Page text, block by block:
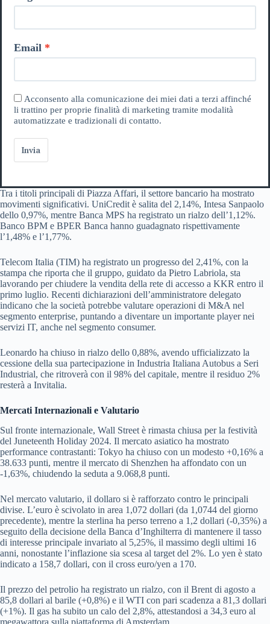
Email
Acconsento alla comunicazione dei miei dati a terzi affinché
li trattino per proprie finalità di marketing tramite modalità
automatizzate e tradizionali di contatto.
Invia
Tra i titoli principali di Piazza Affari, il settore bancario ha mostrato
movimenti significativi. UniCredit è salita del 2,14%, Intesa Sanpaolo
dello 0,97%, mentre Banca MPS ha registrato un rialzo dell’1,12%.
Banco BPM e BPER Banca hanno guadagnato rispettivamente
l’1,48% e l’1,77%.
Telecom Italia (TIM) ha registrato un progresso del 2,41%, con la
stampa che riporta che il gruppo, guidato da Pietro Labriola, sta
lavorando per chiudere la vendita della rete di accesso a KKR entro il
primo luglio. Recenti dichiarazioni dell’amministratore delegato
indicano che la società potrebbe valutare operazioni di M&A nel
segmento enterprise, puntando a diventare un importante player nei
servizi IT, anche nel segmento consumer.
Leonardo ha chiuso in rialzo dello 0,88%, avendo ufficializzato la
cessione della sua partecipazione in Industria Italiana Autobus a Seri
Industrial, che ritroverà con il 98% del capitale, mentre il residuo 2%
resterà a Invitalia.
Mercati Internazionali e Valutario
Sul fronte internazionale, Wall Street è rimasta chiusa per la festività
del Juneteenth Holiday 2024. Il mercato asiatico ha mostrato
performance contrastanti: Tokyo ha chiuso con un modesto +0,16% a
38.633 punti, mentre il mercato di Shenzhen ha affondato con un
-1,63%, chiudendo la seduta a 9.068,8 punti.
Nel mercato valutario, il dollaro si è rafforzato contro le principali
divise. L’euro è scivolato in area 1,072 dollari (da 1,0744 del giorno
precedente), mentre la sterlina ha perso terreno a 1,2 dollari (-0,35%) a
seguito della decisione della Banca d’Inghilterra di mantenere il tasso
di interesse principale invariato al 5,25%, il massimo degli ultimi 16
anni, nonostante l’inflazione sia scesa al target del 2%. Lo yen è stato
indicato a 158,7 dollari, con il cross euro/yen a 170.
Il prezzo del petrolio ha registrato un rialzo, con il Brent di agosto a
85,8 dollari al barile (+0,8%) e il WTI con pari scadenza a 81,3 dollari
(+1%). Il gas ha subito un calo del 2,8%, attestandosi a 34,3 euro al
megawattora sulla piattaforma di Amsterdam.